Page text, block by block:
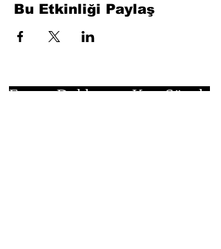
Bu Etkinliği Paylaş
Formu Doldurun. Kısa Sürede